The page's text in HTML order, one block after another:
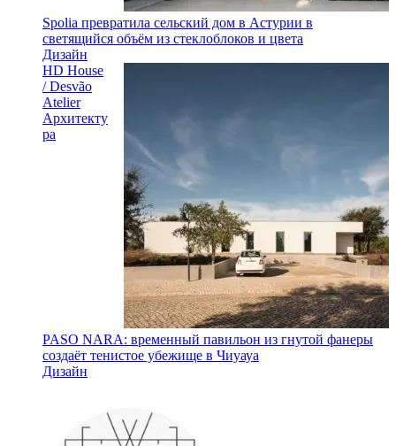
Spolia превратила сельский дом в Астурии в
светящийся объём из стеклоблоков и цвета
Дизайн
HD House
/ Desvão
Atelier
Архитекту
ра
PASO NARA: временный павильон из гнутой фанеры
создаёт тенистое убежище в Чиуауа
Дизайн